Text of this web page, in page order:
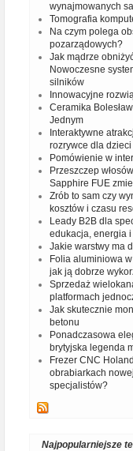
wynajmowanych
Tomografia
Na czym polega
pozarządowych?
Jak mądrze
Nowoczesne
silników
Innowacyjne
Ceramika
Jednym
Interaktywne
rozrywce dla dzieci
Pomówienie w
Przeszczep
Sapphire FUE
Zrób to sam czy
kosztów i czasu
Leady B2B dla
edukacja, energia
Jakie warstwy ma
Folia aluminiowa
jak ją dobrze
Sprzedaż
platformach
Jak skutecznie
betonu
Ponadczasowa
brytyjska legenda
Frezer CNC
obrabiarkach
specjalistów?
Najpopularniejsze